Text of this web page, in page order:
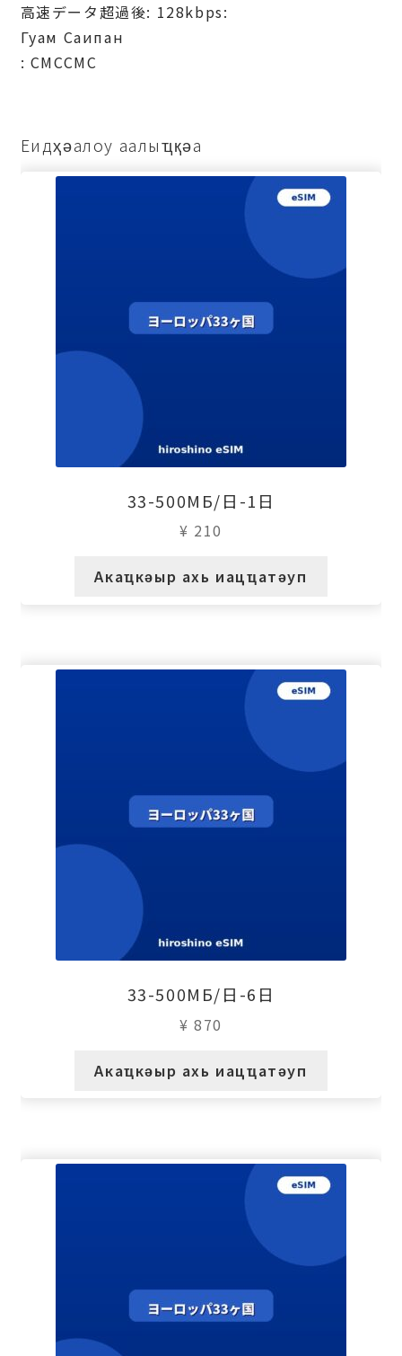
高速データ超過後: 128kbps:
Гуам Саипан
: СМССМС
Еидҳәалоу аалыҵқәа
33-500МБ/日-1日
¥ 210
Акаҵкәыр ахь иацҵатәуп
33-500МБ/日-6日
¥ 870
Акаҵкәыр ахь иацҵатәуп